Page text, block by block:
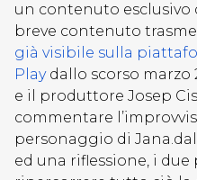
un contenuto esclusivo
breve contenuto
già visibile sulla
Playdallo scorso marzo
e il produttore Josep
commentare
personaggio di
ed una riflessione, i